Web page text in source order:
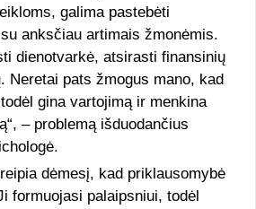
galima pastebėti
anksčiau artimais žmonėmis.
dienotvarkė, atsirasti finansinių
Neretai pats žmogus mano, kad
gina vartojimą ir menkina
– problemą išduodančius
dėmesį, kad priklausomybė
formuojasi palaipsniui, todėl